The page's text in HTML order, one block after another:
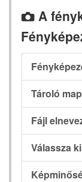
C A
Tároló
Fájl
Válassza